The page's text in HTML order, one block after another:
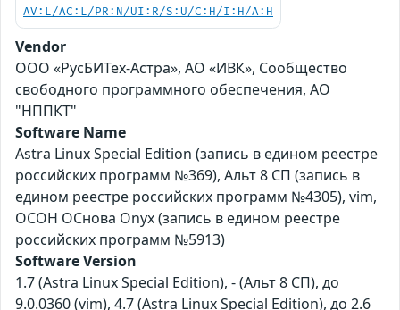
AV:L/AC:L/PR:N/UI:R/S:U/C:H/I:H/A:H
Vendor
ООО «РусБИТех-Астра», АО «ИВК», Сообщество
свободного программного обеспечения, АО
"НППКТ"
Software Name
Astra Linux Special Edition (запись в едином реестре
российских программ №369), Альт 8 СП (запись в
едином реестре российских программ №4305), vim,
ОСОН ОСнова Оnyx (запись в едином реестре
российских программ №5913)
Software Version
1.7 (Astra Linux Special Edition), - (Альт 8 СП), до
9.0.0360 (vim), 4.7 (Astra Linux Special Edition), до 2.6